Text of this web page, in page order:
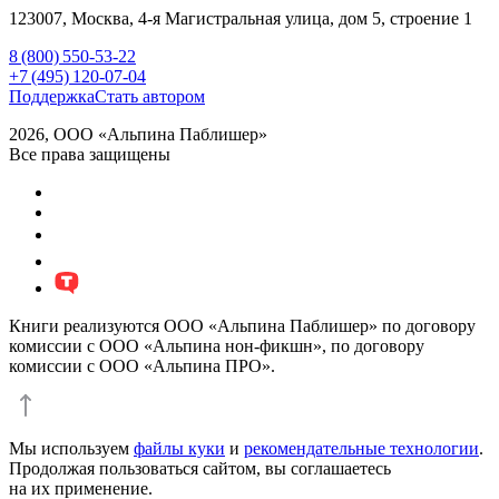
123007, Москва, 4-я Магистральная улица, дом 5, строение 1
8 (800) 550-53-22
+7 (495) 120-07-04
ПоддержкаСтать автором
2026, ООО «Альпина Паблишер»
Все права защищены
Книги реализуются ООО «Альпина Паблишер» по договору
комиссии с ООО «Альпина нон-фикшн», по договору
комиссии с ООО «Альпина ПРО».
Мы используем файлы куки и рекомендательные технологии.
Продолжая пользоваться сайтом, вы соглашаетесь
на их применение.